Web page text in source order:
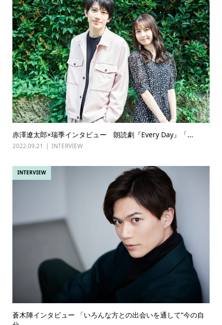
赤澤遼太郎×瑞季インタビュー 朗読劇『Every Day』「...
2022.09.21 INTERVIEW
INTERVIEW
蒼木陣インタビュー 「いろんな方との出会いを通して“今の自